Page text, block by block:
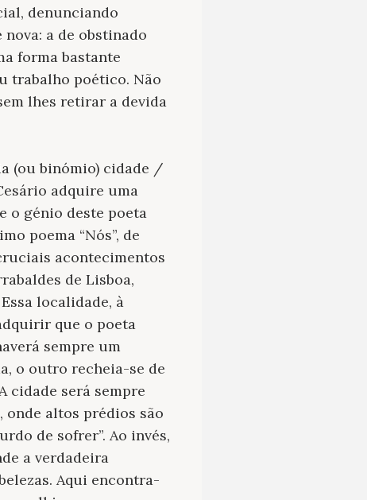
denunciando
a de obstinado
forma bastante
trabalho poético. Não
lhes retirar a devida
(ou binómio) cidade /
adquire uma
o génio deste poeta
poema “Nós”, de
acontecimentos
de Lisboa,
localidade, à
que o poeta
sempre um
o outro recheia-se de
cidade será sempre
onde altos prédios são
de sofrer”. Ao invés,
a verdadeira
Aqui encontra-